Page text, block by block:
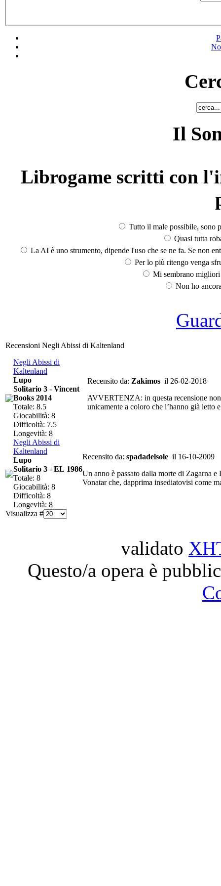
Il
Librogame scritti con
Tutto il male possibile, sono
Quasi tutta
La AI è uno strumento, dipende l'uso che se ne fa. Se non
Per lo più ritengo venga
Mi sembrano
Non ho
Recensioni Negli Abissi di Kaltenland
Negli Abissi di
Kaltenland
Recensito da: Zakimos il 26-02-2018
AVVERTENZA: in questa recensione
unicamente a coloro che l’hanno già letto
Lupo
Solitario 3 - Vincent
Books 2014
Totale: 8.5
Giocabilità: 8
Difficoltà: 7.5
Longevità: 8
Negli Abissi di
Kaltenland
Recensito da: spadadelsole il 16-10-2009
Un anno è passato dalla morte di Zagarna
Vonatar che, dapprima insediatovisi come
Lupo
Solitario 3 - EL 1986
Totale: 8
Giocabilità: 8
Difficoltà: 8
Longevità: 8
Visualizza #
validato
Questo/a opera è